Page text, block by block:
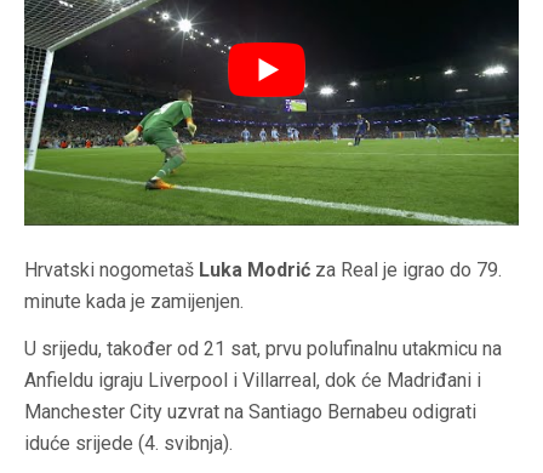
Hrvatski nogometaš Luka Modrić za Real je igrao do 79.
minute kada je zamijenjen.
U srijedu, također od 21 sat, prvu polufinalnu utakmicu na
Anfieldu igraju Liverpool i Villarreal, dok će Madriđani i
Manchester City uzvrat na Santiago Bernabeu odigrati
iduće srijede (4. svibnja).